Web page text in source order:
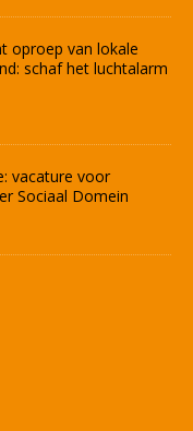
oproep van lokale
schaf het luchtalarm
vacature voor
Sociaal Domein